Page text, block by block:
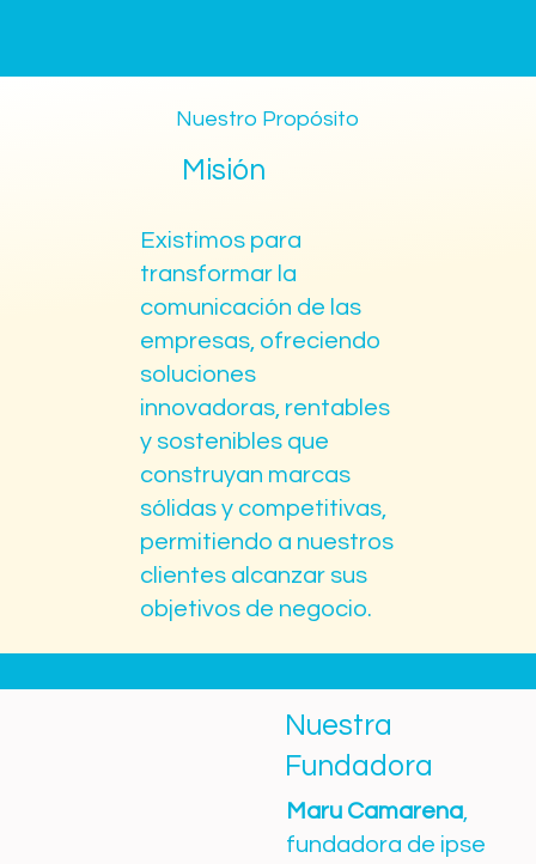
Nuestro Propósito
Misión
Existimos para
transformar la
comunicación de las
empresas, ofreciendo
soluciones
innovadoras, rentables
y sostenibles que
construyan marcas
sólidas y competitivas,
permitiendo a nuestros
clientes alcanzar sus
objetivos de negocio.
Nuestra
Fundadora
Maru Camarena,
fundadora de ipse